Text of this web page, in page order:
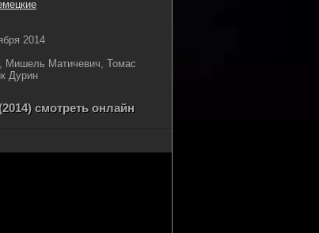
2014
Мишель Матичевич, Томас
Дурин
смотреть онлайн